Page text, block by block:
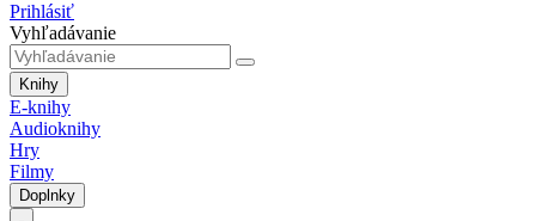
Prihlásiť
Vyhľadávanie
Knihy
E-knihy
Audioknihy
Hry
Filmy
Doplnky